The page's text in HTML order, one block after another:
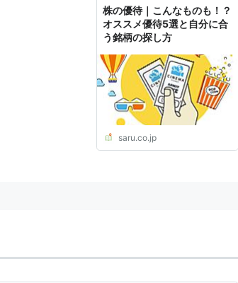
株の優待｜こんなものも！？
オススメ優待5選と自分に合
う銘柄の探し方
saru.co.jp